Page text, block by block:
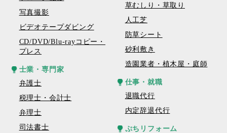
写真撮影
ビデオテープダビング
CD/DVD/Blu-rayコピー・
プレス
士業・専門家
弁護士
税理士・会計士
弁理士
司法書士
草むしり・草取り
人工芝
防草シート
砂利敷き
造園業者・植木屋・庭師
仕事・就職
退職代行
内定辞退代行
ぷちリフォーム